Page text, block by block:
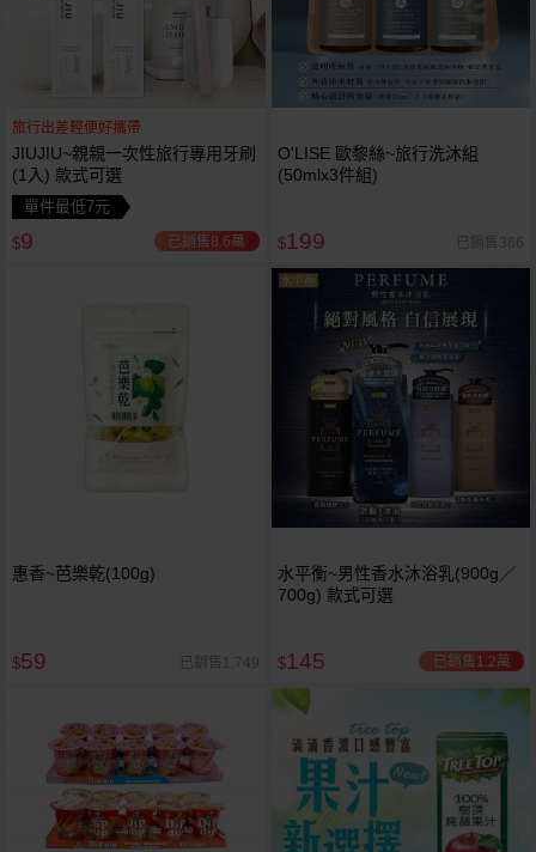
旅行出差輕便好攜帶
JIUJIU~親親一次性旅行專用牙刷
(1入) 款式可選
單件最低7元
$9 已銷售8.6萬
O'LISE 歐黎絲~旅行洗沐組
(50mlx3件組)
$199 已銷售386
惠香~芭樂乾(100g)
$59 已銷售1,749
水平衡~男性香水沐浴乳(900g／
700g) 款式可選
$145 已銷售1.2萬